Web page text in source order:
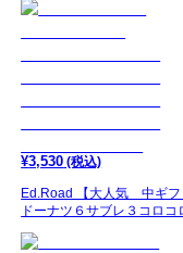
¥3,530 (税込)
Ed.Road 【大人気 中ギ
ドーナツ６サブレ３コロコ